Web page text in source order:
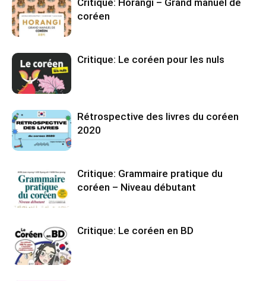
Critique: Horangi – Grand manuel de
coréen
Critique: Le coréen pour les nuls
Rétrospective des livres du coréen
2020
Critique: Grammaire pratique du
coréen – Niveau débutant
Critique: Le coréen en BD